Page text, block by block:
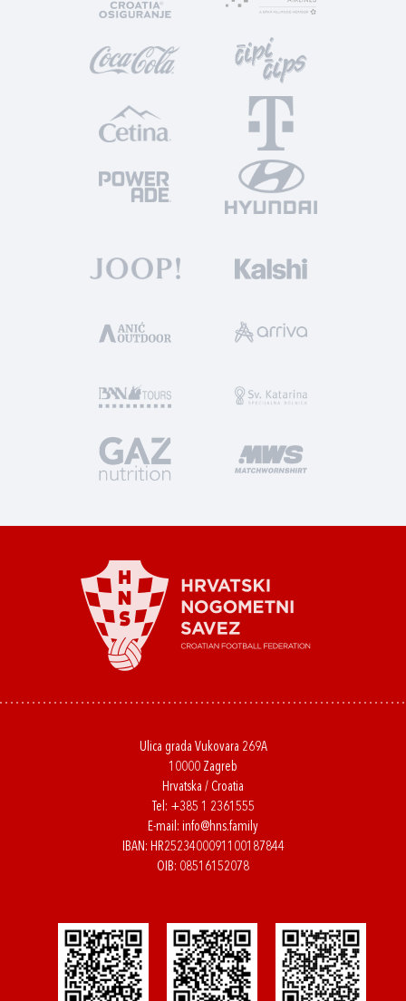
Ulica grada Vukovara 269A
10000 Zagreb
Hrvatska / Croatia
Tel: +385 1 2361555
E-mail: info@hns.family
IBAN: HR2523400091100187844
OIB: 08516152078